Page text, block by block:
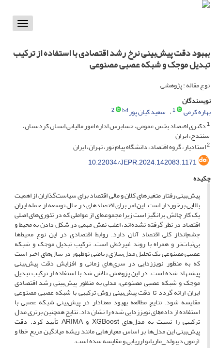
Toggle
بهبود دقت پیش‌بینی نرخ رشد اقتصادی با استفاده از ترکیب
تبدیل موجک و شبکه عصبی مصنوعی
نوع مقاله : پژوهشی
نویسندگان
بهاره کرمی
1 سعید کیان پور
2
1دکتری اقتصاد بخش عمومی، حسابرس اداره امور مالیاتی استان کردستان،
سنندج، ایران
2استادیار، گروه اقتصاد، دانشگاه پیام نور، تهران، ایران
10.22034/JEPR.2024.142083.1171
چکیده
پیش‌بینی رفتار متغیرهای کلان و مالی اقتصاد برای سیاست‌گذاران از اهمیت
بالایی برخوردار است. این امر برای اقتصادهای در حال توسعه از جمله ایران
یک کار چالش برانگیز است زیرا مجموعه‌ای از عواملی که در تئوری‌های اصلی
اقتصاد در نظر گرفته نشده‌اند، اغلب نقش مهمی در شکل دادن به محیط و
چشم‌انداز کلی اقتصاد آنان دارد. روابط اقتصادی در این نوع محیط‌ها
بی‌ثبات‌تر و همراه با روند غیرخطی‌ است. ترکیب تبدیل موجک و شبکه
عصبی مصنوعی یک تحلیل مدل‌سازی ریاضی نوظهور در سال‌های اخیر است
که به منظور نویز‌زدایی در سری‌های زمانی و افزایش دقت پیش‌بینی
پیشنهاد شده است. در این پژوهش تلاش شد با استفاده از ترکیب تبدیل
موجک و شبکه عصبی مصنوعی، مدلی به منظور پیش‌بینی رشد اقتصادی
ایران ارائه گردد تا دقت پیش‌بینی روش ترکیبی با شبکه عصبی مصنوعی
مقایسه شود. نتاﯾﺞ مطالعه ﺑﻬﺒﻮد ﻣﻌﻨﺎدار در پیش‌بینی شبکه عصبی ﺑﺎ
اﺳﺘﻔﺎده از دادهﻫﺎی نویز‌زدایی شده را نشان داد. نتایج همچنین برتری مدل
ترکیبی را نسبت به مدل‌های XGBoost و ARIMA تأیید کرد. دقت
پیش‌بینی این مدل‌ها بر اساس معیارهایی مانند ریشه میانگین مربع خطا و
آزمون دیبولد_ماریانو ارزیابی و مقایسه شده است.